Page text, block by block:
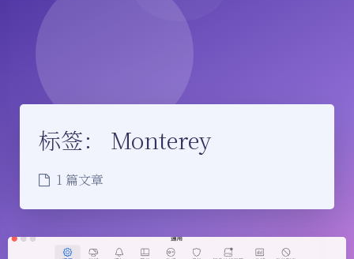
标签： Monterey
1 篇文章